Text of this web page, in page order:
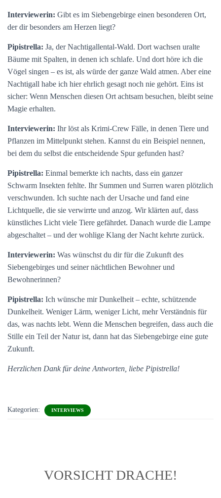
Interviewerin: Gibt es im Siebengebirge einen besonderen Ort,
der dir besonders am Herzen liegt?
Pipistrella: Ja, der Nachtigallental-Wald. Dort wachsen uralte
Bäume mit Spalten, in denen ich schlafe. Und dort höre ich die
Vögel singen – es ist, als würde der ganze Wald atmen. Aber eine
Nachtigall habe ich hier ehrlich gesagt noch nie gehört. Eins ist
sicher: Wenn Menschen diesen Ort achtsam besuchen, bleibt seine
Magie erhalten.
Interviewerin: Ihr löst als Krimi-Crew Fälle, in denen Tiere und
Pflanzen im Mittelpunkt stehen. Kannst du ein Beispiel nennen,
bei dem du selbst die entscheidende Spur gefunden hast?
Pipistrella: Einmal bemerkte ich nachts, dass ein ganzer
Schwarm Insekten fehlte. Ihr Summen und Surren waren plötzlich
verschwunden. Ich suchte nach der Ursache und fand eine
Lichtquelle, die sie verwirrte und anzog. Wir klärten auf, dass
künstliches Licht viele Tiere gefährdet. Danach wurde die Lampe
abgeschaltet – und der wohlige Klang der Nacht kehrte zurück.
Interviewerin: Was wünschst du dir für die Zukunft des
Siebengebirges und seiner nächtlichen Bewohner und
Bewohnerinnen?
Pipistrella: Ich wünsche mir Dunkelheit – echte, schützende
Dunkelheit. Weniger Lärm, weniger Licht, mehr Verständnis für
das, was nachts lebt. Wenn die Menschen begreifen, dass auch die
Stille ein Teil der Natur ist, dann hat das Siebengebirge eine gute
Zukunft.
Herzlichen Dank für deine Antworten, liebe Pipistrella!
Kategorien: INTERVIEWS
VORSICHT DRACHE!